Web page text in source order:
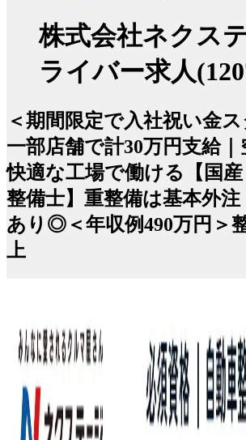
株式会社ネクス
ライバー求人
＜期間限定で入社祝い金
一部店舗で計30万円支給
快適な工場で働ける【国
整備士】重整備は基本外注
あり◎＜年収例490万円＞
上